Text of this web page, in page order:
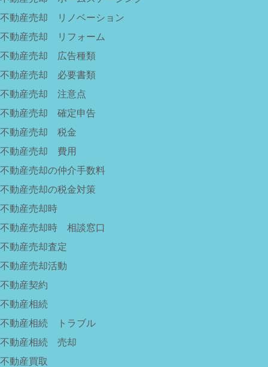
不動産売却 リノベーション
不動産売却 リフォーム
不動産売却 広告種類
不動産売却 必要書類
不動産売却 注意点
不動産売却 確定申告
不動産売却 税金
不動産売却 費用
不動産売却の仲介手数料
不動産売却の税金対策
不動産売却時
不動産売却時 相談窓口
不動産売却査定
不動産売却活動
不動産契約
不動産相続
不動産相続 トラブル
不動産相続 売却
不動産買取